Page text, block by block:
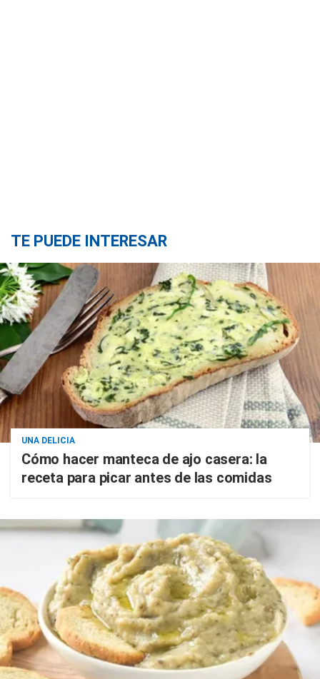
TE PUEDE INTERESAR
UNA DELICIA
Cómo hacer manteca de ajo casera: la
receta para picar antes de las comidas